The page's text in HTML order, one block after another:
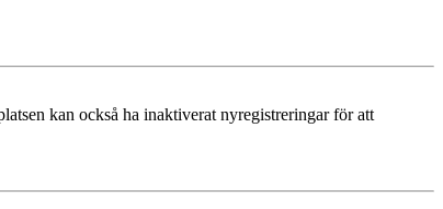
kan också ha inaktiverat nyregistreringar för att